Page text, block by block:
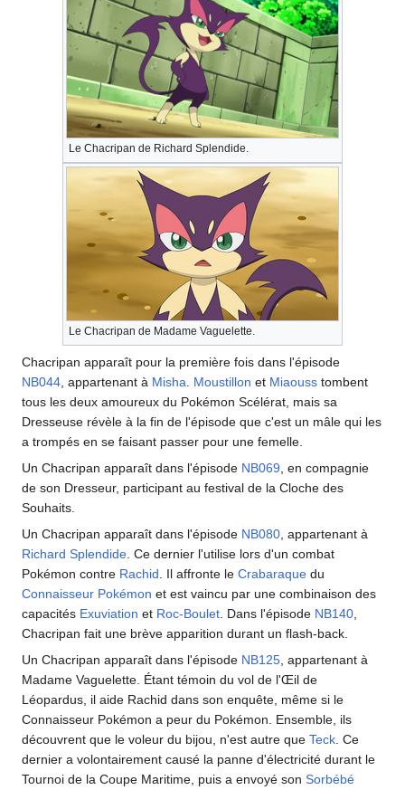
Le Chacripan de Richard Splendide.
Le Chacripan de Madame Vaguelette.
Chacripan apparaît pour la première fois dans l'épisode
NB044 , appartenant à Misha Moustillon et Miaouss tombent
tous les deux amoureux du Pokémon Scélérat, mais sa
Dresseuse révèle à la fin de l'épisode que c'est un mâle qui les
a trompés en se faisant passer pour une femelle.
Un Chacripan apparaît dans l'épisode NB069 , en compagnie
de son Dresseur, participant au festival de la Cloche des
Souhaits.
Un Chacripan apparaît dans l'épisode NB080 , appartenant à
Richard Splendide . Ce dernier l'utilise lors d'un combat
Pokémon contre Rachid . Il affronte le Crabaraque du
Connaisseur Pokémon et est vaincu par une combinaison des
capacités Exuviation et Roc-Boulet . Dans l'épisode NB140
Chacripan fait une brève apparition durant un flash-back.
Un Chacripan apparaît dans l'épisode NB125 , appartenant à
Madame Vaguelette. Étant témoin du vol de l'Œil de
Léopardus, il aide Rachid dans son enquête, même si le
Connaisseur Pokémon a peur du Pokémon. Ensemble, ils
découvrent que le voleur du bijou, n'est autre que Teck . Ce
dernier a volontairement causé la panne d'électricité durant le
Tournoi de la Coupe Maritime, puis a envoyé son Sorbébé